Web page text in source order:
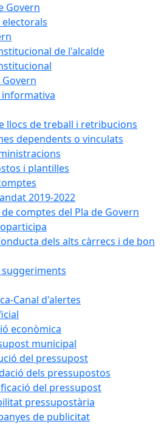
Govern
electorals
de l'alcalde
Govern
informativa
llocs de treball i retribucions
dependents o vinculats
i plantilles
2019-2022
comptes del Pla de Govern
dels alts càrrecs i de bon
suggeriments
Canal d'alertes
econòmica
municipal
del pressupost
dels pressupostos
del pressupost
pressupostària
de publicitat